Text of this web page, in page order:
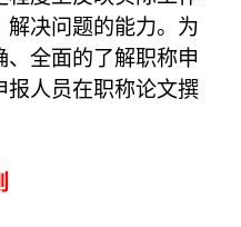
决问题的能力。为
全面的了解职称申
人员在职称论文撰